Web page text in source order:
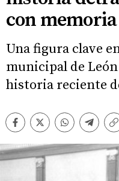
con memoria
Una figura clave
municipal de
historia reciente
Facebook
TwitterWhatsapp
Comentarios